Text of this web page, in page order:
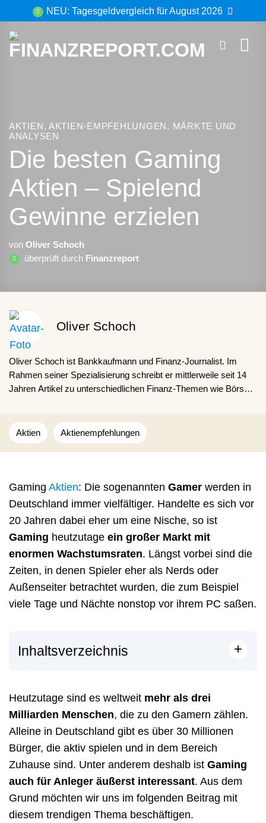
Inhalt
springen
NEU: Tagesgeldvergleich für August 2026
AKTIEN, AKTIEN-EMPFEHLUNGEN, MÄRKTE UND
ANALYSEN
Die besten Gaming
Aktien – Spielend
Gewinne erzielen
von Oliver Schoch
überprüft durch Finanzreport
Oliver Schoch
Oliver Schoch ist Bankkaufmann und Finanz-Journalist. Im
Rahmen seiner Spezialisierung schreibt er mittlerweile seit 14
Jahren Artikel zu unterschiedlichen Finanz-Themen wie Börse,
und zeigt, wie interessant und alltäglich das Thema Finanzen in
der Praxis ist.
Aktien Aktienempfehlungen
Gaming Aktien: Die sogenannten Gamer werden in
Deutschland immer vielfältiger. Handelte es sich vor
20 Jahren dabei eher um eine Nische, so ist
Gaming heutzutage ein großer Markt mit
enormen Wachstumsraten. Längst vorbei sind die
Zeiten, in denen Spieler eher als Nerds oder
Außenseiter betrachtet wurden, die zum Beispiel
viele Tage und Nächte nonstop vor ihrem PC saßen.
Inhaltsverzeichnis +
Heutzutage sind es weltweit mehr als drei
Milliarden Menschen, die zu den Gamern zählen.
Alleine in Deutschland gibt es über 30 Millionen
Bürger, die aktiv spielen und in dem Bereich
Zuhause sind. Unter anderem deshalb ist Gaming
auch für Anleger äußerst interessant. Aus dem
Grund möchten wir uns im folgenden Beitrag mit
diesem trendigen Thema beschäftigen.